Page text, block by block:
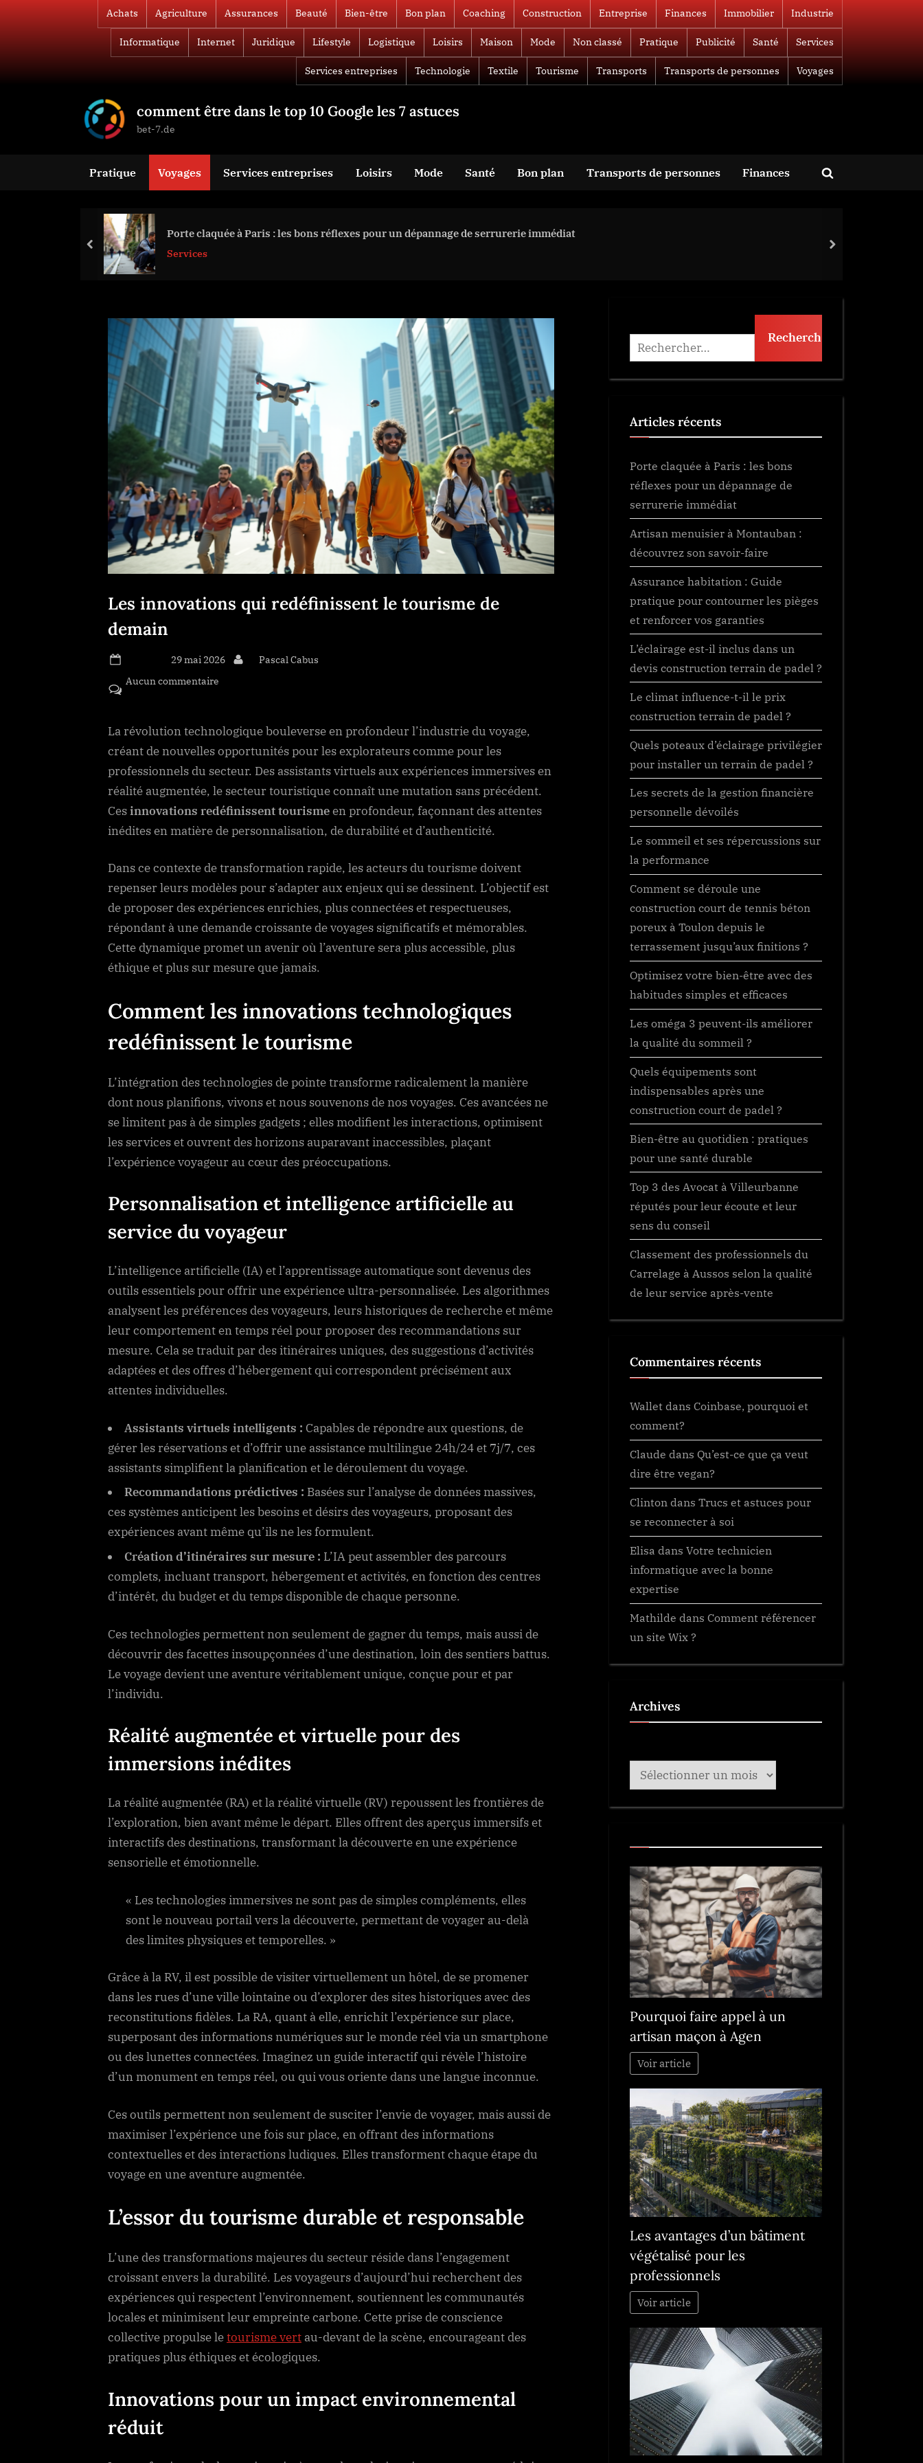
Achats Agriculture Assurances Beauté Bien-être Bon plan Coaching Construction Entreprise Finances Immobilier Industrie
Informatique Internet Juridique Lifestyle Logistique Loisirs Maison Mode Non classé Pratique Publicité Santé Services
Services entreprises Technologie Textile Tourisme Transports Transports de personnes Voyages
comment être dans le top 10 Google les 7 astuces
bet-7.de
Pratique Voyages Services entreprises Loisirs Mode Santé Bon plan Transports de personnes Finances
Toggle
Porte claquée à Paris : les bons réflexes pour un dépannage de serrurerie immédiat
Services
prev next
Les innovations qui redéfinissent le tourisme de
demain
Posted on29 mai 2026 ByPascal Cabus
Aucun commentaire
La révolution technologique bouleverse en profondeur l’industrie du voyage,
créant de nouvelles opportunités pour les explorateurs comme pour les
professionnels du secteur. Des assistants virtuels aux expériences immersives en
réalité augmentée, le secteur touristique connaît une mutation sans précédent.
Cesinnovations redéfinissent tourismeen profondeur, façonnant des attentes
inédites en matière de personnalisation, de durabilité et d’authenticité.
Dans ce contexte de transformation rapide, les acteurs du tourisme doivent
repenser leurs modèles pour s’adapter aux enjeux qui se dessinent. L’objectif est
de proposer des expériences enrichies, plus connectées et respectueuses,
répondant à une demande croissante de voyages significatifs et mémorables.
Cette dynamique promet un avenir où l’aventure sera plus accessible, plus
éthique et plus sur mesure que jamais.
Comment les innovations technologiques
redéfinissent le tourisme
L’intégration des technologies de pointe transforme radicalement la manière
dont nous planifions, vivons et nous souvenons de nos voyages. Ces avancées ne
se limitent pas à de simples gadgets ; elles modifient les interactions, optimisent
les services et ouvrent des horizons auparavant inaccessibles, plaçant
l’expérience voyageur au cœur des préoccupations.
Personnalisation et intelligence artificielle au
service du voyageur
L’intelligence artificielle (IA) et l’apprentissage automatique sont devenus des
outils essentiels pour offrir une expérience ultra-personnalisée. Les algorithmes
analysent les préférences des voyageurs, leurs historiques de recherche et même
leur comportement en temps réel pour proposer des recommandations sur
mesure. Cela se traduit par des itinéraires uniques, des suggestions d’activités
adaptées et des offres d’hébergement qui correspondent précisément aux
attentes individuelles.
Assistants virtuels intelligents : Capables de répondre aux questions, de
gérer les réservations et d’offrir une assistance multilingue 24h/24 et 7j/7, ces
assistants simplifient la planification et le déroulement du voyage.
Recommandations prédictives : Basées sur l’analyse de données massives,
ces systèmes anticipent les besoins et désirs des voyageurs, proposant des
expériences avant même qu’ils ne les formulent.
Création d’itinéraires sur mesure : L’IA peut assembler des parcours
complets, incluant transport, hébergement et activités, en fonction des centres
d’intérêt, du budget et du temps disponible de chaque personne.
Ces technologies permettent non seulement de gagner du temps, mais aussi de
découvrir des facettes insoupçonnées d’une destination, loin des sentiers battus.
Le voyage devient une aventure véritablement unique, conçue pour et par
l’individu.
Réalité augmentée et virtuelle pour des
immersions inédites
La réalité augmentée (RA) et la réalité virtuelle (RV) repoussent les frontières de
l’exploration, bien avant même le départ. Elles offrent des aperçus immersifs et
interactifs des destinations, transformant la découverte en une expérience
sensorielle et émotionnelle.
« Les technologies immersives ne sont pas de simples compléments, elles
sont le nouveau portail vers la découverte, permettant de voyager au-delà
des limites physiques et temporelles. »
Grâce à la RV, il est possible de visiter virtuellement un hôtel, de se promener
dans les rues d’une ville lointaine ou d’explorer des sites historiques avec des
reconstitutions fidèles. La RA, quant à elle, enrichit l’expérience sur place,
superposant des informations numériques sur le monde réel via un smartphone
ou des lunettes connectées. Imaginez un guide interactif qui révèle l’histoire
d’un monument en temps réel, ou qui vous oriente dans une langue inconnue.
Ces outils permettent non seulement de susciter l’envie de voyager, mais aussi de
maximiser l’expérience une fois sur place, en offrant des informations
contextuelles et des interactions ludiques. Elles transforment chaque étape du
voyage en une aventure augmentée.
L’essor du tourisme durable et responsable
L’une des transformations majeures du secteur réside dans l’engagement
croissant envers la durabilité. Les voyageurs d’aujourd’hui recherchent des
expériences qui respectent l’environnement, soutiennent les communautés
locales et minimisent leur empreinte carbone. Cette prise de conscience
collective propulse letourisme vert au-devant de la scène, encourageant des
pratiques plus éthiques et écologiques.
Innovations pour un impact environnemental
réduit
Articles récents
Porte claquée à Paris : les bons
réflexes pour un dépannage de
serrurerie immédiat
Artisan menuisier à Montauban :
découvrez son savoir-faire
Assurance habitation : Guide
pratique pour contourner les pièges
et renforcer vos garanties
L’éclairage est-il inclus dans un
devis construction terrain de padel ?
Le climat influence-t-il le prix
construction terrain de padel ?
Quels poteaux d’éclairage privilégier
pour installer un terrain de padel ?
Les secrets de la gestion financière
personnelle dévoilés
Le sommeil et ses répercussions sur
la performance
Comment se déroule une
construction court de tennis béton
poreux à Toulon depuis le
terrassement jusqu’aux finitions ?
Optimisez votre bien-être avec des
habitudes simples et efficaces
Les oméga 3 peuvent-ils améliorer
la qualité du sommeil ?
Quels équipements sont
indispensables après une
construction court de padel ?
Bien-être au quotidien : pratiques
pour une santé durable
Top 3 des Avocat à Villeurbanne
réputés pour leur écoute et leur
sens du conseil
Classement des professionnels du
Carrelage à Aussos selon la qualité
de leur service après-vente
Commentaires récents
Wallet dans Coinbase, pourquoi et
comment?
Claude dans Qu’est-ce que ça veut
dire être vegan?
Clinton dans Trucs et astuces pour
se reconnecter à soi
Elisa dans Votre technicien
informatique avec la bonne
expertise
Mathilde dans Comment référencer
un site Wix ?
Archives
Pourquoi faire appel à un
artisan maçon à Agen
Voir article
Les avantages d’un bâtiment
végétalisé pour les
professionnels
Voir article